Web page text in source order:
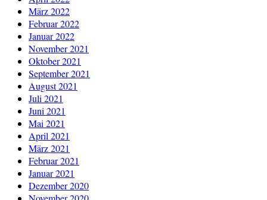
März 2022
Februar 2022
Januar 2022
November 2021
Oktober 2021
September 2021
August 2021
Juli 2021
Juni 2021
Mai 2021
April 2021
März 2021
Februar 2021
Januar 2021
Dezember 2020